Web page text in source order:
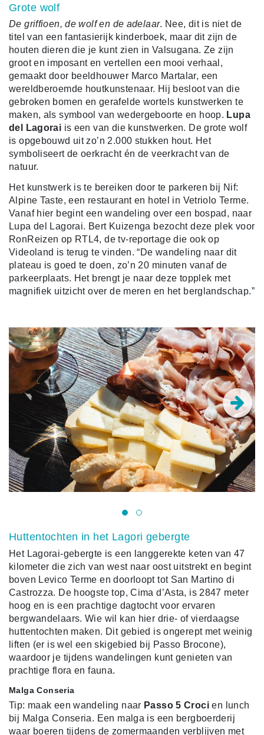
Grote wolf
De griffioen, de wolf en de adelaar. Nee, dit is niet de
titel van een fantasierijk kinderboek, maar dit zijn de
houten dieren die je kunt zien in Valsugana. Ze zijn
groot en imposant en vertellen een mooi verhaal,
gemaakt door beeldhouwer Marco Martalar, een
wereldberoemde houtkunstenaar. Hij besloot van die
gebroken bomen en gerafelde wortels kunstwerken te
maken, als symbool van wedergeboorte en hoop. Lupa
del Lagorai is een van die kunstwerken. De grote wolf
is opgebouwd uit zo’n 2.000 stukken hout. Het
symboliseert de oerkracht én de veerkracht van de
natuur.
Het kunstwerk is te bereiken door te parkeren bij Nif:
Alpine Taste, een restaurant en hotel in Vetriolo Terme.
Vanaf hier begint een wandeling over een bospad, naar
Lupa del Lagorai. Bert Kuizenga bezocht deze plek voor
RonReizen op RTL4, de tv-reportage die ook op
Videoland is terug te vinden. “De wandeling naar dit
plateau is goed te doen, zo’n 20 minuten vanaf de
parkeerplaats. Het brengt je naar deze topplek met
magnifiek uitzicht over de meren en het berglandschap.”
Huttentochten in het Lagori gebergte
Het Lagorai-gebergte is een langgerekte keten van 47
kilometer die zich van west naar oost uitstrekt en begint
boven Levico Terme en doorloopt tot San Martino di
Castrozza. De hoogste top, Cima d’Asta, is 2847 meter
hoog en is een prachtige dagtocht voor ervaren
bergwandelaars. Wie wil kan hier drie- of vierdaagse
huttentochten maken. Dit gebied is ongerept met weinig
liften (er is wel een skigebied bij Passo Brocone),
waardoor je tijdens wandelingen kunt genieten van
prachtige flora en fauna.
Malga Conseria
Tip: maak een wandeling naar Passo 5 Crocien lunch
bij Malga Conseria. Een malga is een bergboerderij
waar boeren tijdens de zomermaanden verblijven met